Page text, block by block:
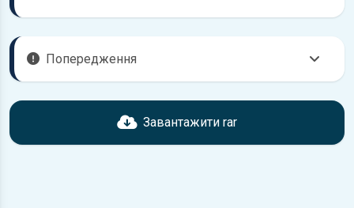
Попередження
Перед завантаженням ознайомтесь з характеристиками
Daewoo Lanos, що надані в книзі. Можливі розбіжності,
Завантажити rar